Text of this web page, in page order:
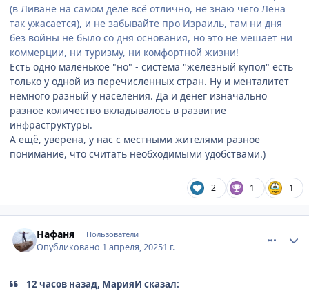
(в Ливане на самом деле всё отлично, не знаю чего Лена
так ужасается), и не забывайте про Израиль, там ни дня
без войны не было со дня основания, но это не мешает ни
коммерции, ни туризму, ни комфортной жизни!
Есть одно маленькое "но" - система "железный купол" есть
только у одной из перечисленных стран. Ну и менталитет
немного разный у населения. Да и денег изначально
разное количество вкладывалось в развитие
инфраструктуры.
А ещё, уверена, у нас с местными жителями разное
понимание, что считать необходимыми удобствами.)
2 1 1
Нафаня Пользователи
Опубликовано 1 апреля, 20251 г.
12 часов назад, МарияИ сказал: